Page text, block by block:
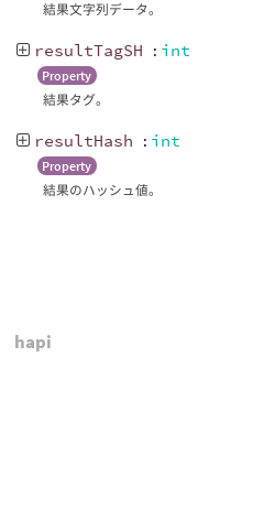
結果文字列データ。
resultTagSH : int
Property
結果タグ。
resultHash : int
Property
結果のハッシュ値。
hapi